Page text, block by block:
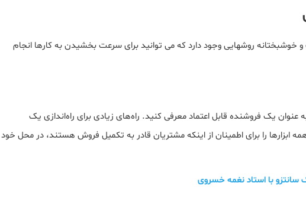
روشهایی وجود دارد که می توانید برای سرعت بخشیدن به کارها انجام
یک فروشنده قابل اعتماد معرفی کنید. راه‌های زیادی برای راه‌اندازی یک
ابزارها را برای اطمینان از اینکه مشتریان قادر به تکمیل فروش هستند، در محل خود
با استاد نغمه خسروی